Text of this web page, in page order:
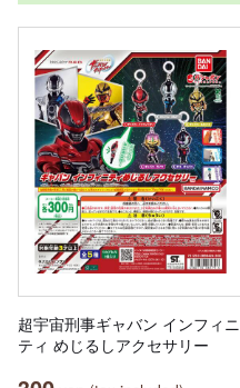
超宇宙刑事ギャバン インフィニ
ティ めじるしアクセサリー